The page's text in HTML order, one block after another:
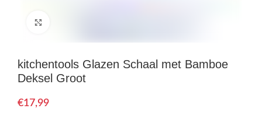
kitchentools Glazen Schaal met Bamboe
Deksel Groot
€